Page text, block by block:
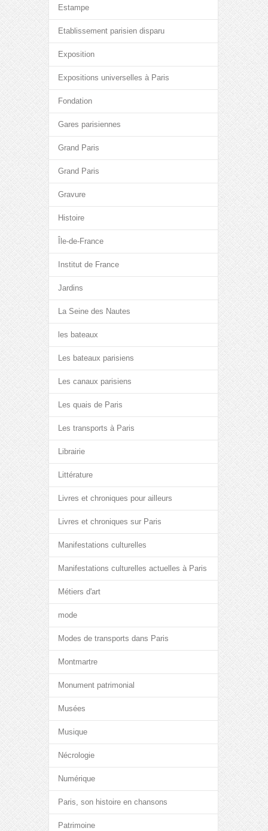
Estampe
Etablissement parisien disparu
Exposition
Expositions universelles à Paris
Fondation
Gares parisiennes
Grand Paris
Grand Paris
Gravure
Histoire
Île-de-France
Institut de France
Jardins
La Seine des Nautes
les bateaux
Les bateaux parisiens
Les canaux parisiens
Les quais de Paris
Les transports à Paris
Librairie
Littérature
Livres et chroniques pour ailleurs
Livres et chroniques sur Paris
Manifestations culturelles
Manifestations culturelles actuelles à Paris
Métiers d'art
mode
Modes de transports dans Paris
Montmartre
Monument patrimonial
Musées
Musique
Nécrologie
Numérique
Paris, son histoire en chansons
Patrimoine